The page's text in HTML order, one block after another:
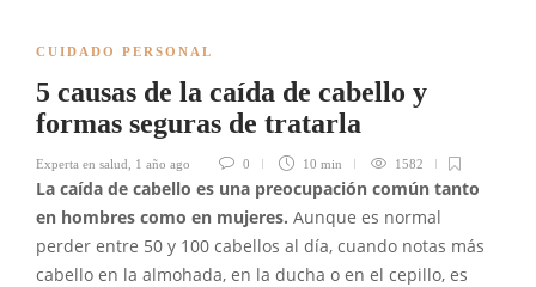
CUIDADO PERSONAL
5 causas de la caída de cabello y
formas seguras de tratarla
Experta en salud 1 año ago 0 10 min 1582
La caída de cabello es una preocupación común tanto
en hombres como en mujeres. Aunque es normal
perder entre 50 y 100 cabellos al día, cuando notas más
cabello en la almohada, en la ducha o en el cepillo, es